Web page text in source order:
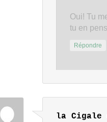
Oui! Tu
tu en
Répondre
la Cigale